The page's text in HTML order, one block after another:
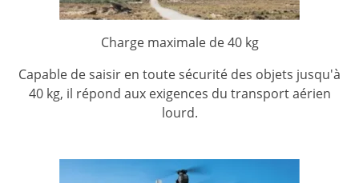
Charge maximale de 40 kg
Capable de saisir en toute sécurité des objets jusqu'à
40 kg, il répond aux exigences du transport aérien
lourd.